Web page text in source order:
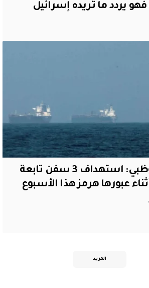
فهو يردد ما تريده إسرائيل
بترول أبوظبي: استهداف 3 سفن تابعة
عبورها هرمز هذا الأسبوع
المزيد